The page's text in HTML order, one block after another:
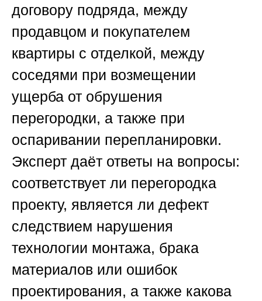
договору подряда, между
продавцом и покупателем
квартиры с отделкой, между
соседями при возмещении
ущерба от обрушения
перегородки, а также при
оспаривании перепланировки.
Эксперт даёт ответы на вопросы:
соответствует ли перегородка
проекту, является ли дефект
следствием нарушения
технологии монтажа, брака
материалов или ошибок
проектирования, а также какова